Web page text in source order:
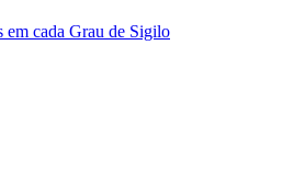
em cada Grau de Sigilo